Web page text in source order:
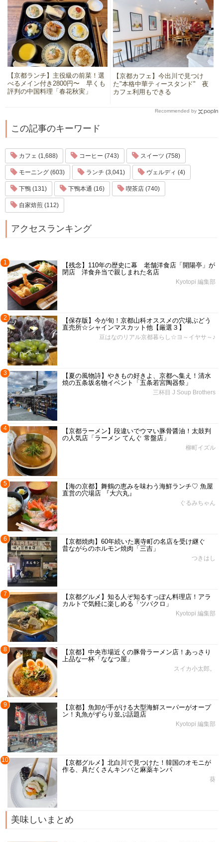
【京都ランチ】主役級の前菜！選
べるメイン付き2800円〜 早くも
評判の中国料理「春花秋実」
【京都カフェ】今出川で見つけ
た"本格中華ティースタンド" 夜
カフェ利用もできる
Recommended by
この記事のキーワード
カフェ (1,688) コーヒー (743) スイーツ (758)
モーニング (603) ランチ (3,041) ヴェルディ (4)
下鴨 (131) 下鴨本通 (16) 喫茶店 (740)
自家焙煎 (112)
アクセスランキング
1
【残念】110年の歴史に幕 老舗洋食店「開陽亭」が
閉店 洋食弁当で親しまれた名店
Kyotopi 編集部
2
【保存版】今が旬！京都山科オススメの穴場ぶどう
直売所☆シャインマスカット他【厳選３】
豆はなのリアル京都暮らし☆ヨ～イヤサ～♪
3
【夏の風物詩】やきもの好きよ、京都へ集え！清水
焼の五条坂名物イベント「五条若宮陶器祭」
三杯目 J Soup Brothers
4
【京都ラーメン】段違いでウマい豚骨醤油！太鼓判
の人気店「ラーメン てんぐ 常盤店」
柳町イズル
5
【海の京都】舞鶴の恵みを味わう海鮮ランチ♡ 魚屋
直営の穴場店 『大六丸』
ぐるみちゃん
6
【京都焼肉】60年続いた裏寺町の名店を受け継ぐ
昔ながらのホルモン焼肉「三吉」
つきはし
7
【京都グルメ】知る人ぞ知るすっぽん料理店！アラ
カルトで気軽に楽しめる「ツバクロ」
Kyotopi 編集部
8
【京都】中央市場近くの豚骨ラーメン店！あっさり
上品な一杯「ななつ屋」
スイカ小太郎。
9
【京都】魚卸が手がける大型海鮮スーパーがオープ
ン！丸魚がずらり並ぶ話題店
Kyotopi 編集部
10
【京都グルメ】北白川で見つけた！韓国のオモニが
作る、具だくさんキンパと麻薬キンパ
葵
美味しいまとめ